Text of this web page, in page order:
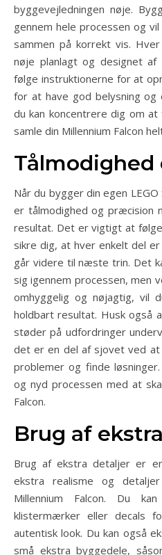
byggevejledningen nøje.
gennem hele processen og
sammen på korrekt vis.
nøje planlagt og designet
følge instruktionerne for at
for at have god belysning
du kan koncentrere dig om
samle din Millennium Falcon
Når du bygger din egen LEGO
er tålmodighed og præcision
resultat. Det er vigtigt at
sikre dig, at hver enkelt del
går videre til næste trin. Det
sig igennem processen,
omhyggelig og nøjagtig, vil
holdbart resultat. Husk også
støder på udfordringer
det er en del af sjovet ved at
problemer og finde
og nyd processen med at
Falcon.
Brug af
Brug af ekstra detaljer er
ekstra realisme og
Millennium Falcon. Du
klistermærker eller decals
autentisk look. Du kan også
små ekstra byggedele,